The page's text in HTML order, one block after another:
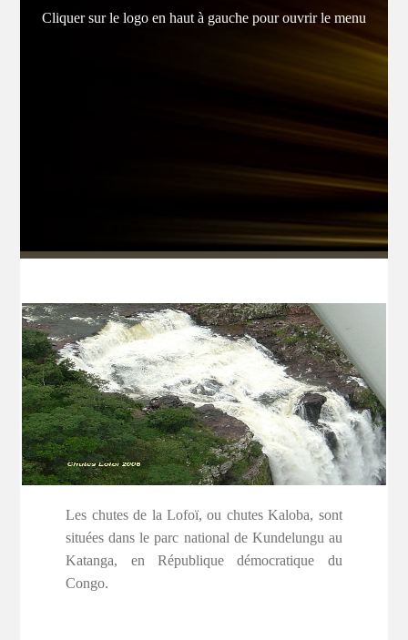
Cliquer sur le logo en haut à gauche pour ouvrir le menu
Les chutes de la Lofoï, ou chutes Kaloba, sont
situées dans le parc national de Kundelungu au
Katanga, en République démocratique du
Congo.